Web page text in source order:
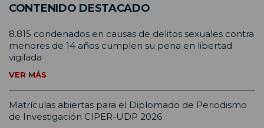
CONTENIDO DESTACADO
8.815 condenados en causas de delitos sexuales contra
menores de 14 años cumplen su pena en libertad
vigilada
VER MÁS
Matrículas abiertas para el Diplomado de Periodismo
de Investigación CIPER-UDP 2026